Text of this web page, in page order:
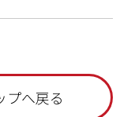
へ戻る